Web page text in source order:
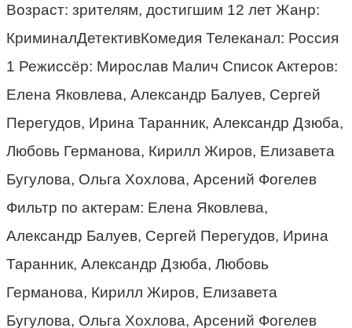
Возраст: зрителям, достигшим 12 лет Жанр:
КриминалДетективКомедия Телеканал: Россия
1 Режиссёр: Мирослав Малич Список Актеров:
Елена Яковлева, Александр Балуев, Сергей
Перегудов, Ирина Таранник, Александр Дзюба,
Любовь Германова, Кирилл Жиров, Елизавета
Бугулова, Ольга Хохлова, Арсений Фогелев
Фильтр по актерам: Елена Яковлева,
Александр Балуев, Сергей Перегудов, Ирина
Таранник, Александр Дзюба, Любовь
Германова, Кирилл Жиров, Елизавета
Бугулова, Ольга Хохлова, Арсений Фогелев